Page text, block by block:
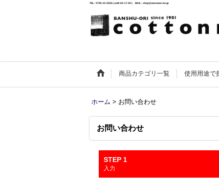
TEL : 0795-22-5555 ( am9:00-17:00 ) MAIL : shop@maruman-inc.jp
商品カテゴリ一覧 使用用途で
ホーム > お問い合わせ
お問い合わせ
STEP 1
入力